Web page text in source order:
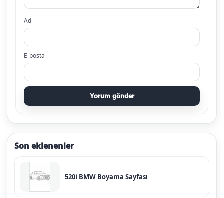
Ad
E-posta
Yorum gönder
Son eklenenler
520i BMW Boyama Sayfası